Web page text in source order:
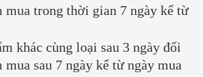
mua trong thời gian 7 ngày kể từ
khác cùng loại sau 3 ngày đối
mua sau 7 ngày kể từ ngày mua